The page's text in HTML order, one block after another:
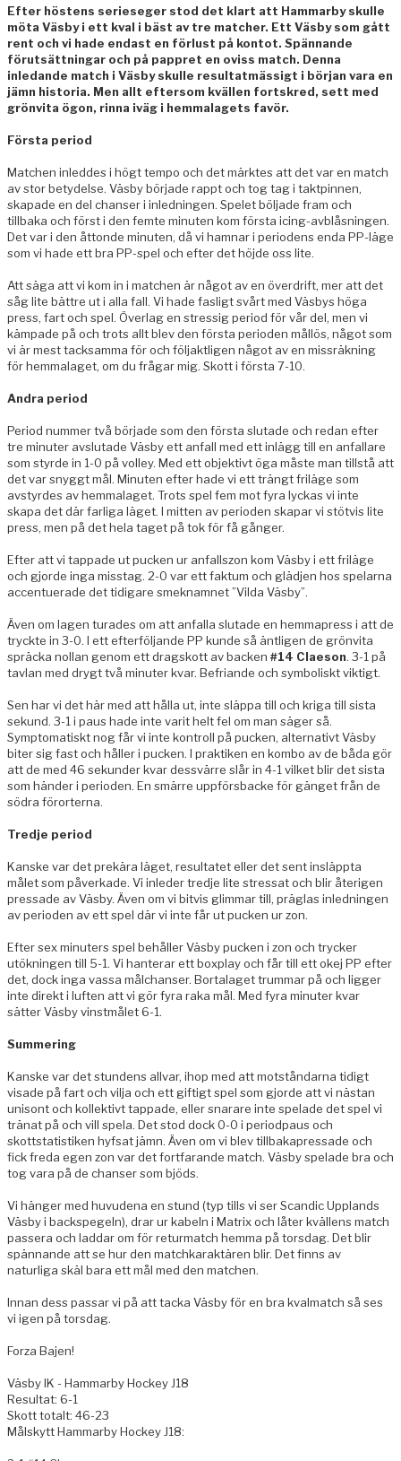
Efter höstens serieseger stod det klart att Hammarby skulle
möta Väsby i ett kval i bäst av tre matcher. Ett Väsby som gått
rent och vi hade endast en förlust på kontot. Spännande
förutsättningar och på pappret en oviss match. Denna
inledande match i Väsby skulle resultatmässigt i början vara en
jämn historia. Men allt eftersom kvällen fortskred, sett med
grönvita ögon, rinna iväg i hemmalagets favör.
Första period
Matchen inleddes i högt tempo och det märktes att det var en match
av stor betydelse. Väsby började rappt och tog tag i taktpinnen,
skapade en del chanser i inledningen. Spelet böljade fram och
tillbaka och först i den femte minuten kom första icing-avblåsningen.
Det var i den åttonde minuten, då vi hamnar i periodens enda PP-läge
som vi hade ett bra PP-spel och efter det höjde oss lite.
Att säga att vi kom in i matchen är något av en överdrift, mer att det
såg lite bättre ut i alla fall. Vi hade fasligt svårt med Väsbys höga
press, fart och spel. Överlag en stressig period för vår del, men vi
kämpade på och trots allt blev den första perioden mållös, något som
vi är mest tacksamma för och följaktligen något av en missräkning
för hemmalaget, om du frågar mig. Skott i första 7-10.
Andra period
Period nummer två började som den första slutade och redan efter
tre minuter avslutade Väsby ett anfall med ett inlägg till en anfallare
som styrde in 1-0 på volley. Med ett objektivt öga måste man tillstå att
det var snyggt mål. Minuten efter hade vi ett trängt friläge som
avstyrdes av hemmalaget. Trots spel fem mot fyra lyckas vi inte
skapa det där farliga läget. I mitten av perioden skapar vi stötvis lite
press, men på det hela taget på tok för få gånger.
Efter att vi tappade ut pucken ur anfallszon kom Väsby i ett friläge
och gjorde inga misstag. 2-0 var ett faktum och glädjen hos spelarna
accentuerade det tidigare smeknamnet ”Vilda Väsby”.
Även om lagen turades om att anfalla slutade en hemmapress i att de
tryckte in 3-0. I ett efterföljande PP kunde så äntligen de grönvita
spräcka nollan genom ett dragskott av backen #14 Claeson. 3-1 på
tavlan med drygt två minuter kvar. Befriande och symboliskt viktigt.
Sen har vi det här med att hålla ut, inte släppa till och kriga till sista
sekund. 3-1 i paus hade inte varit helt fel om man säger så.
Symptomatiskt nog får vi inte kontroll på pucken, alternativt Väsby
biter sig fast och håller i pucken. I praktiken en kombo av de båda gör
att de med 46 sekunder kvar dessvärre slår in 4-1 vilket blir det sista
som händer i perioden. En smärre uppförsbacke för gänget från de
södra förorterna.
Tredje period
Kanske var det prekära läget, resultatet eller det sent insläppta
målet som påverkade. Vi inleder tredje lite stressat och blir återigen
pressade av Väsby. Även om vi bitvis glimmar till, präglas inledningen
av perioden av ett spel där vi inte får ut pucken ur zon.
Efter sex minuters spel behåller Väsby pucken i zon och trycker
utökningen till 5-1. Vi hanterar ett boxplay och får till ett okej PP efter
det, dock inga vassa målchanser. Bortalaget trummar på och ligger
inte direkt i luften att vi gör fyra raka mål. Med fyra minuter kvar
sätter Väsby vinstmålet 6-1.
Summering
Kanske var det stundens allvar, ihop med att motståndarna tidigt
visade på fart och vilja och ett giftigt spel som gjorde att vi nästan
unisont och kollektivt tappade, eller snarare inte spelade det spel vi
tränat på och vill spela. Det stod dock 0-0 i periodpaus och
skottstatistiken hyfsat jämn. Även om vi blev tillbakapressade och
fick freda egen zon var det fortfarande match. Väsby spelade bra och
tog vara på de chanser som bjöds.
Vi hänger med huvudena en stund (typ tills vi ser Scandic Upplands
Väsby i backspegeln), drar ur kabeln i Matrix och låter kvällens match
passera och laddar om för returmatch hemma på torsdag. Det blir
spännande att se hur den matchkaraktären blir. Det finns av
naturliga skäl bara ett mål med den matchen.
Innan dess passar vi på att tacka Väsby för en bra kvalmatch så ses
vi igen på torsdag.
Forza Bajen!
Väsby IK - Hammarby Hockey J18
Resultat: 6-1
Skott totalt: 46-23
Målskytt Hammarby Hockey J18: